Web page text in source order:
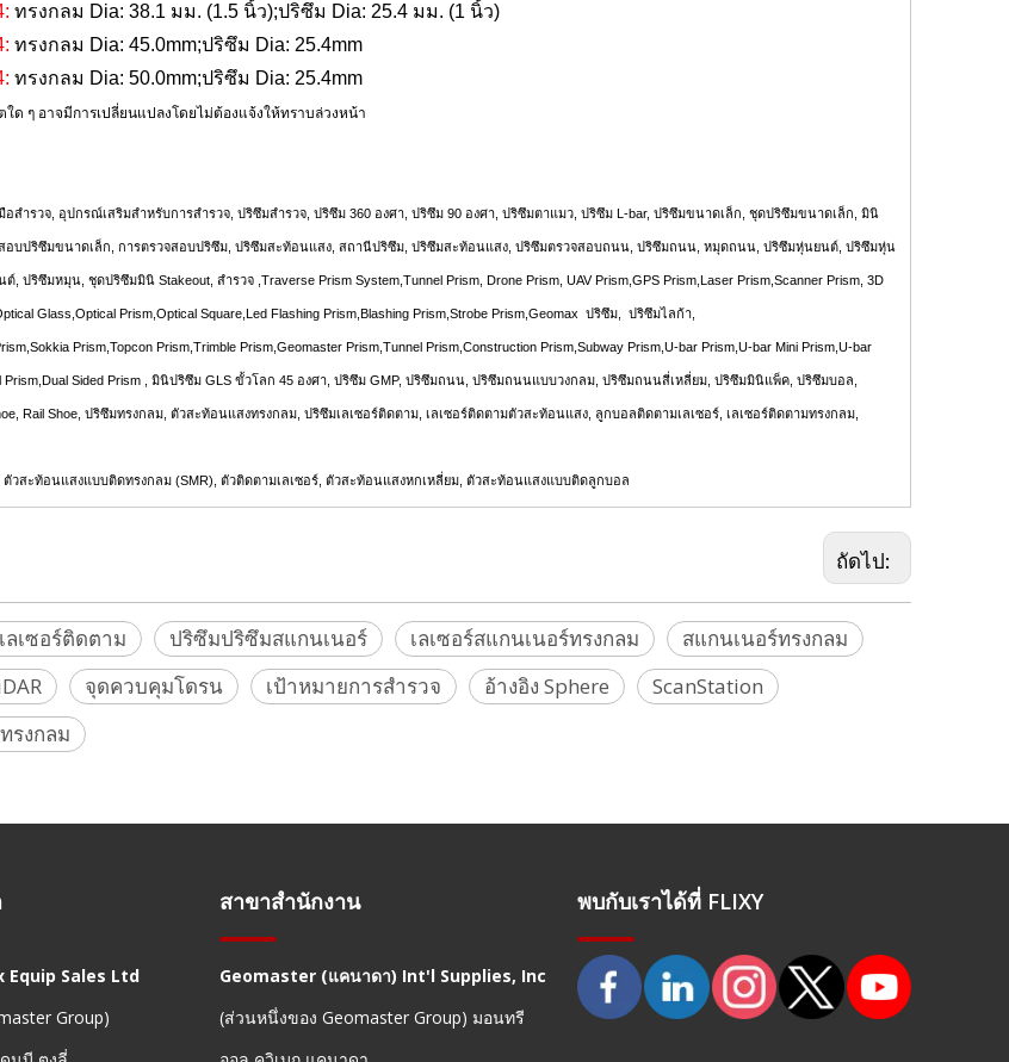
ทรงกลม Dia: 38.1 มม. (1.5 นิ้ว);ปริซึม Dia: 25.4 มม. (1 นิ้ว)
ทรงกลม Dia: 45.0mm;ปริซึม Dia: 25.4mm
ทรงกลม Dia: 50.0mm;ปริซึม Dia: 25.4mm
ใด ๆ อาจมีการเปลี่ยนแปลงโดยไม่ต้องแจ้งให้ทราบล่วงหน้า
อสำรวจ, อุปกรณ์เสริมสำหรับการสำรวจ, ปริซึมสำรวจ, ปริซึม 360 องศา, ปริซึม 90 องศา, ปริซึมตาแมว, ปริซึม L-bar, ปริซึมขนาดเล็ก, ชุดปริซึมขนาดเล็ก, มินิ
อบปริซึมขนาดเล็ก, การตรวจสอบปริซึม, ปริซึมสะท้อนแสง, สถานีปริซึม, ปริซึมสะท้อนแสง, ปริซึมตรวจสอบถนน, ปริซึมถนน, หมุดถนน, ปริซึมหุ่นยนต์, ปริซึมหุ่น
ปริซึมหมุน, ชุดปริซึมมินิ Stakeout, สำรวจ ,Traverse Prism System,Tunnel Prism, Drone Prism, UAV Prism,GPS Prism,Laser Prism,Scanner Prism, 3D
Glass,Optical Prism,Optical Square,Led Flashing Prism,Blashing Prism,Strobe Prism,Geomax ปริซึม, ปริซึมไลก้า,
Prism,Topcon Prism,Trimble Prism,Geomaster Prism,Tunnel Prism,Construction Prism,Subway Prism,U-bar Prism,U-bar Mini Prism,U-bar
Prism,Dual Sided Prism , มินิปริซึม GLS ขั้วโลก 45 องศา, ปริซึม GMP, ปริซึมถนน, ปริซึมถนนแบบวงกลม, ปริซึมถนนสี่เหลี่ยม, ปริซึมมินิแพ็ค, ปริซึมบอล,
Rail Shoe, ปริซึมทรงกลม, ตัวสะท้อนแสงทรงกลม, ปริซึมเลเซอร์ติดตาม, เลเซอร์ติดตามตัวสะท้อนแสง, ลูกบอลติดตามเลเซอร์, เลเซอร์ติดตามทรงกลม,
วสะท้อนแสงแบบติดทรงกลม (SMR), ตัวติดตามเลเซอร์, ตัวสะท้อนแสงหกเหลี่ยม, ตัวสะท้อนแสงแบบติดลูกบอล
ถัดไป:
ลเซอร์ติดตาม ปริซึมปริซึมสแกนเนอร์ เลเซอร์สแกนเนอร์ทรงกลม
สแกนเนอร์ทรงกลม
จุดควบคุมโดรน เป้าหมายการสำรวจ อ้างอิง Sphere
ScanStation
รงกลม
Equip Sales Ltd
Group)
สาขาสำนักงาน
Geomaster (แคนาดา) Int'l Supplies, Inc
(ส่วนหนึ่งของ Geomaster Group) มอนทรี
พบกับเราได้ที่ FLIXY